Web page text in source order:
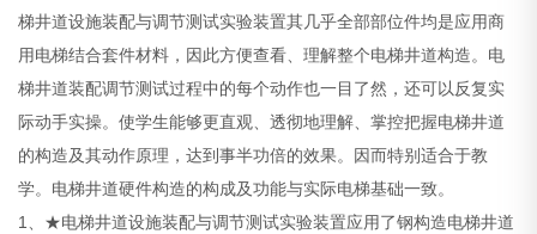
梯井道设施装配与调节测试实验装置其几乎全部部位件均是应用商
用电梯结合套件材料，因此方便查看、理解整个电梯井道构造。电
梯井道装配调节测试过程中的每个动作也一目了然，还可以反复实
际动手实操。使学生能够更直观、透彻地理解、掌控把握电梯井道
的构造及其动作原理，达到事半功倍的效果。因而特别适合于教
学。电梯井道硬件构造的构成及功能与实际电梯基础一致。
1、★电梯井道设施装配与调节测试实验装置应用了钢构造电梯井道